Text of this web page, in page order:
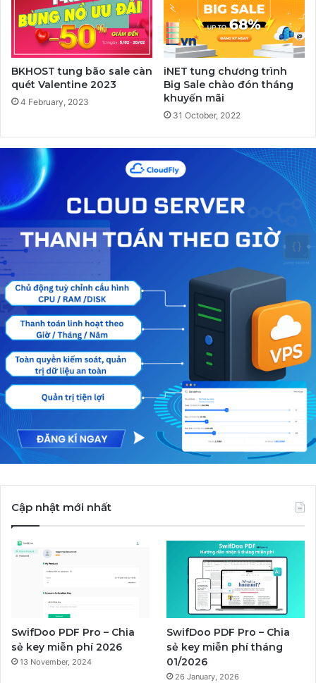
BKHOST tung bão sale càn
quét Valentine 2023
4 February, 2023
iNET tung chương trình
Big Sale chào đón tháng
khuyến mãi
31 October, 2022
Cập nhật mới nhất
SwifDoo PDF Pro – Chia
sẻ key miễn phí 2026
13 November, 2024
SwifDoo PDF Pro – Chia
sẻ key miễn phí tháng
01/2026
26 January, 2026